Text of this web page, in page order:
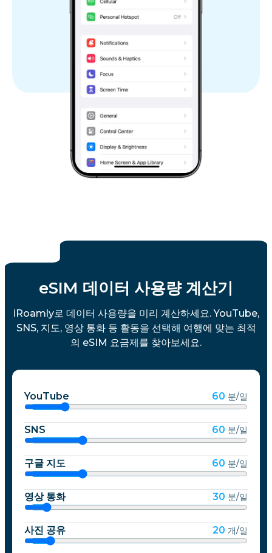
eSIM 데이터 사용량 계산기
iRoamly로 데이터 사용량을 미리 계산하세요. YouTube,
SNS, 지도, 영상 통화 등 활동을 선택해 여행에 맞는 최적
의 eSIM 요금제를 찾아보세요.
YouTube 60 분/일
SNS 60 분/일
구글 지도 60 분/일
영상 통화 30 분/일
사진 공유 20 개/일